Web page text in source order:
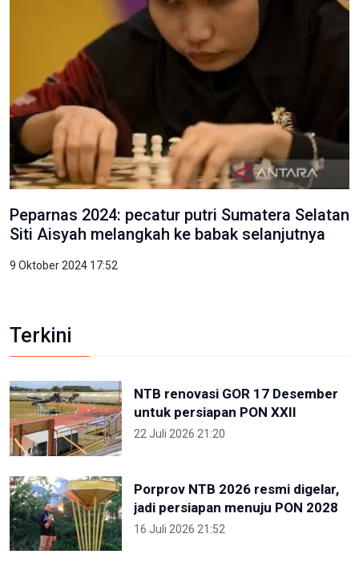
Peparnas 2024: pecatur putri Sumatera Selatan
Siti Aisyah melangkah ke babak selanjutnya
9 Oktober 2024 17:52
Terkini
NTB renovasi GOR 17 Desember
untuk persiapan PON XXII
22 Juli 2026 21:20
Porprov NTB 2026 resmi digelar,
jadi persiapan menuju PON 2028
16 Juli 2026 21:52